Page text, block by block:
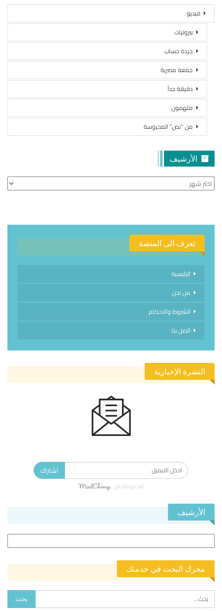
فيديو
بيروتيات
جردة حساب
جمعة مصرية
دقيقة جداً
ملهمون
من “نص” المحروسة
الأرشيف
الأرشيف
تعرف الى المنصة
الرئيسية
من نحن
الشروط والاحكام
اتصل بنا
النشرة الإخبارية
اشتراك
مدعومة من
الأرشيف
محرك البحث في خدمتك